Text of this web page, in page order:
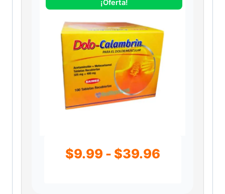
¡Oferta!
$9.99 - $39.96R